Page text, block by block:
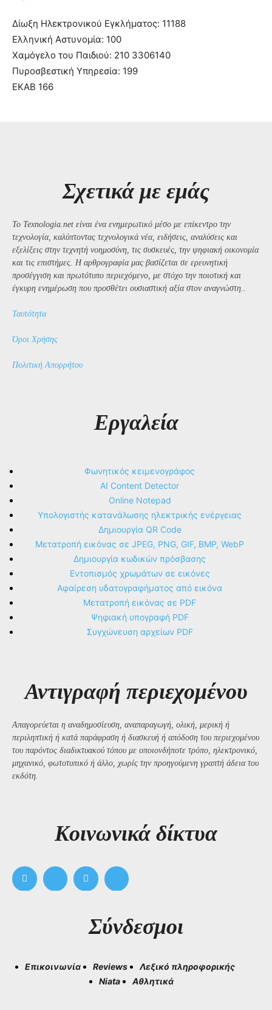
Δίωξη Ηλεκτρονικού Εγκλήματος: 11188
Ελληνική Αστυνομία: 100
Χαμόγελο του Παιδιού: 210 3306140
Πυροσβεστική Υπηρεσία: 199
ΕΚΑΒ 166
Σχετικά με εμάς
Το Texnologia.net είναι ένα ενημερωτικό μέσο με επίκεντρο την
τεχνολογία, καλύπτοντας τεχνολογικά νέα, ειδήσεις, αναλύσεις και
εξελίξεις στην τεχνητή νοημοσύνη, τις συσκευές, την ψηφιακή οικονομία
και τις επιστήμες. Η αρθρογραφία μας βασίζεται σε ερευνητική
προσέγγιση και πρωτότυπο περιεχόμενο, με στόχο την ποιοτική και
έγκυρη ενημέρωση που προσθέτει ουσιαστική αξία στον αναγνώστη..
Ταυτότητα
Όροι Χρήσης
Πολιτική Απορρήτου
Εργαλεία
Φωνητικός κειμενογράφος
AI Content Detector
Online Notepad
Υπολογιστής κατανάλωσης ηλεκτρικής ενέργειας
Δημιουργία QR Code
Μετατροπή εικόνας σε JPEG, PNG, GIF, BMP, WebP
Δημιουργία κωδικών πρόσβασης
Εντοπισμός χρωμάτων σε εικόνες
Αφαίρεση υδατογραφήματος από εικόνα
Μετατροπή εικόνας σε PDF
Ψηφιακή υπογραφή PDF
Συγχώνευση αρχείων PDF
Αντιγραφή περιεχομένου
Απαγορεύεται η αναδημοσίευση, αναπαραγωγή, ολική, μερική ή
περιληπτική ή κατά παράφραση ή διασκευή ή απόδοση του περιεχομένου
του παρόντος διαδικτυακού τόπου με οποιονδήποτε τρόπο, ηλεκτρονικό,
μηχανικό, φωτοτυπικό ή άλλο, χωρίς την προηγούμενη γραπτή άδεια του
εκδότη.
Kοινωνικά δίκτυα
Σύνδεσμοι
Επικοινωνία Reviews
Λεξικό πληροφορικής
Niata
Αθλητικά